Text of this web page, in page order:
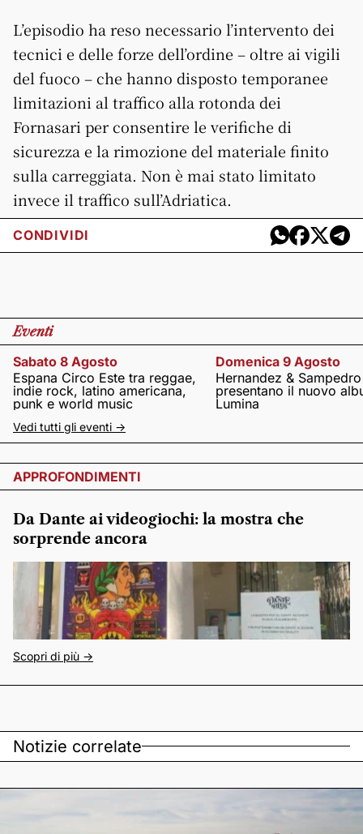
L’episodio ha reso necessario l’intervento dei
tecnici e delle forze dell’ordine – oltre ai vigili
del fuoco – che hanno disposto temporanee
limitazioni al traffico alla rotonda dei
Fornasari per consentire le verifiche di
sicurezza e la rimozione del materiale finito
sulla carreggiata. Non è mai stato limitato
invece il traffico sull’Adriatica.
CONDIVIDI
Eventi
Sabato 8 Agosto
Espana Circo Este tra reggae,
indie rock, latino americana,
punk e world music
Domenica 9 Agosto
Hernandez & Sampedro
presentano il nuovo
Lumina
Vedi tutti gli eventi ->
APPROFONDIMENTI
Da Dante ai videogiochi: la mostra che
sorprende ancora
Scopri di più ->
Notizie correlate